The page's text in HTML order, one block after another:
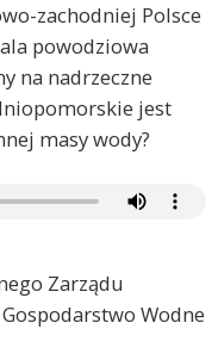
zachodniej Polsce
powodziowa
na nadrzeczne
jest
masy wody?
Zarządu
Wodne